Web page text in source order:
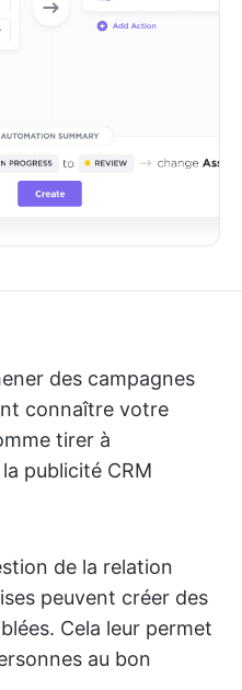
des campagnes
connaître votre
tirer à
publicité CRM
de la relation
peuvent créer des
Cela leur permet
au bon